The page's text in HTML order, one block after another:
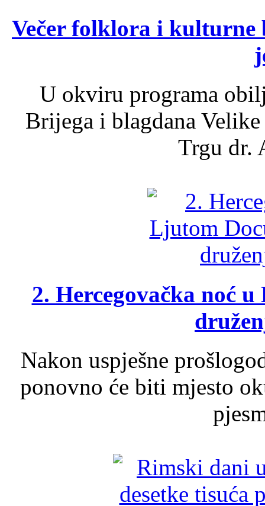
Večer folklora i kulturne
U okviru programa
Brijega i blagdana
Trgu dr.
2. Hercegovačka noć
Nakon uspješne
ponovno će biti mjesto